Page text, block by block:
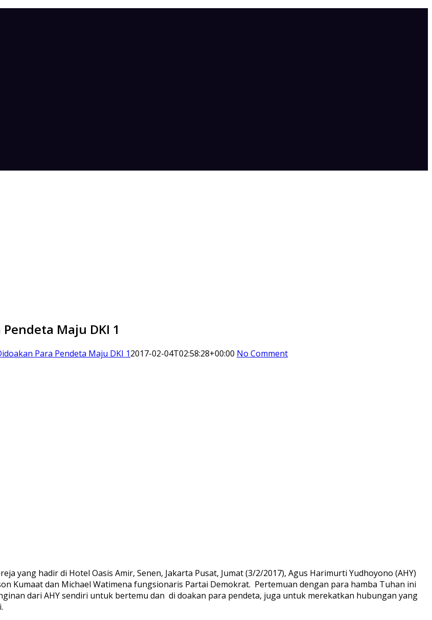
Maju DKI 1
Para Pendeta Maju DKI 12017-02-04T02:58:28+00:00 No Comment
yang hadir di Hotel Oasis Amir, Senen, Jakarta Pusat, Jumat (3/2/2017), Agus Harimurti Yudhoyono (AHY)
Kumaat dan Michael Watimena fungsionaris Partai Demokrat. Pertemuan dengan para hamba Tuhan ini
dari AHY sendiri untuk bertemu dan di doakan para pendeta, juga untuk merekatkan hubungan yang